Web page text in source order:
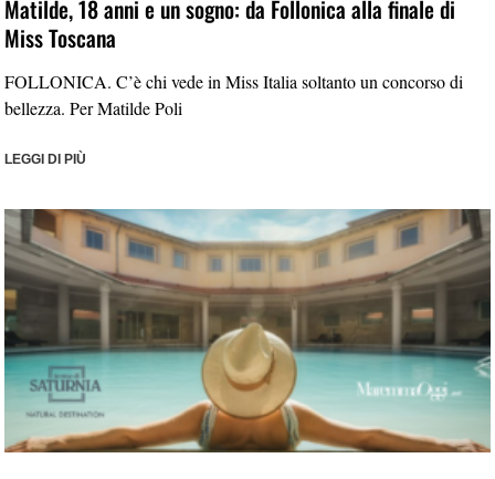
Matilde, 18 anni e un sogno: da Follonica alla finale di
Miss Toscana
FOLLONICA. C’è chi vede in Miss Italia soltanto un concorso di
bellezza. Per Matilde Poli
LEGGI DI PIÙ